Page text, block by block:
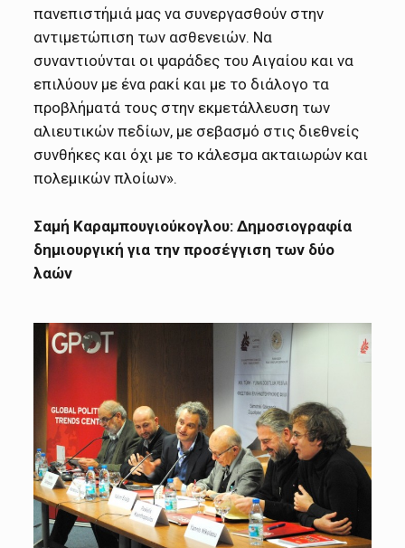
πανεπιστήμιά μας να συνεργασθούν στην
αντιμετώπιση των ασθενειών. Να
συναντιούνται οι ψαράδες του Αιγαίου και να
επιλύουν με ένα ρακί και με το διάλογο τα
προβλήματά τους στην εκμετάλλευση των
αλιευτικών πεδίων, με σεβασμό στις διεθνείς
συνθήκες και όχι με το κάλεσμα ακταιωρών και
πολεμικών πλοίων».
Σαμή Καραμπουγιούκογλου: Δημοσιογραφία
δημιουργική για την προσέγγιση των δύο
λαών